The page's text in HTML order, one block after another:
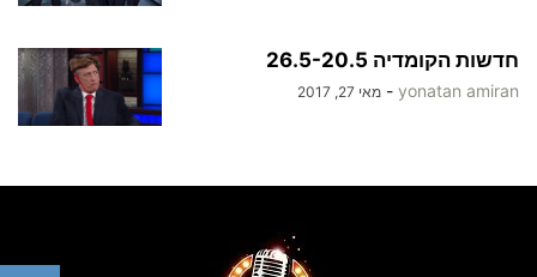
חדשות הקומדיה 26.5-20.5
yonatan amiran
- מאי 27, 2017